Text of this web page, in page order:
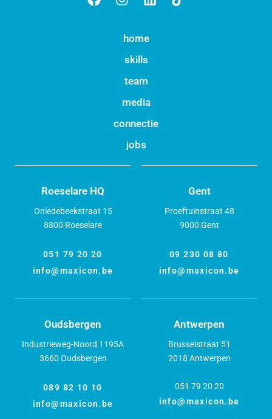
home
skills
team
media
connectie
jobs
Roeselare HQ
Onledebeekstraat 15
8800 Roeselare
051 79 20 20
info@maxicon.be
Gent
Proeftuinstraat 48
9000 Gent
09 230 08 80
info@maxicon.be
Oudsbergen
Industrieweg-Noord 1195A
3660 Oudsbergen
089 82 10 10
info@maxicon.be
Antwerpen
Brusselstraat 51
2018 Antwerpen
051 79 20 20
info@maxicon.be